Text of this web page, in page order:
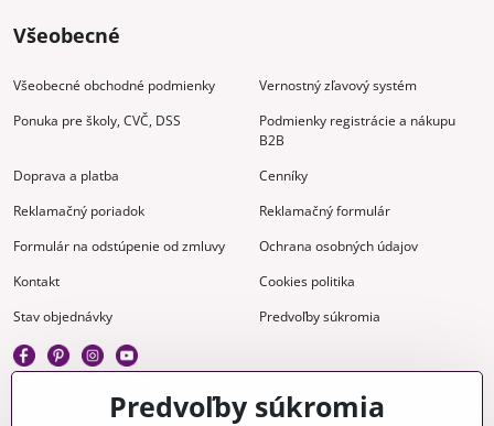
Všeobecné
Všeobecné obchodné podmienky
Vernostný zľavový systém
Ponuka pre školy, CVČ, DSS
Podmienky registrácie a nákupu
B2B
Doprava a platba
Cenníky
Reklamačný poriadok
Reklamačný formulár
Formulár na odstúpenie od zmluvy
Ochrana osobných údajov
Kontakt
Cookies politika
Stav objednávky
Predvoľby súkromia
Predvoľby súkromia